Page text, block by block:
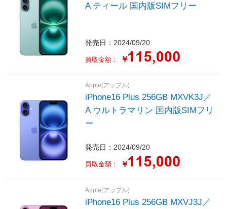
A ティール 国内版SIMフリー
発売日：2024/09/20
買取金額： ￥
Apple(アップル)
iPhone16 Plus 256GB MXVK3J／
A ウルトラマリン 国内版SIMフリ
ー
発売日：2024/09/20
買取金額： ￥
Apple(アップル)
iPhone16 Plus 256GB MXVJ3J／